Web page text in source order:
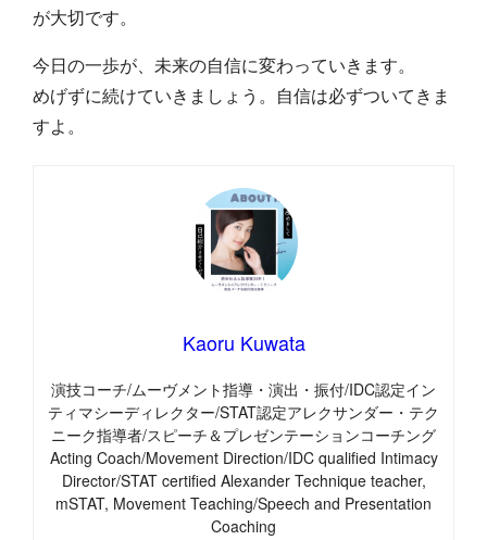
が大切です。
今日の一歩が、未来の自信に変わっていきます。
めげずに続けていきましょう。自信は必ずついてきま
すよ。
Kaoru Kuwata
演技コーチ/ムーヴメント指導・演出・振付/IDC認定イン
ティマシーディレクター/STAT認定アレクサンダー・テク
ニーク指導者/スピーチ＆プレゼンテーションコーチング
Acting Coach/Movement Direction/IDC qualified Intimacy
Director/STAT certified Alexander Technique teacher,
mSTAT, Movement Teaching/Speech and Presentation
Coaching